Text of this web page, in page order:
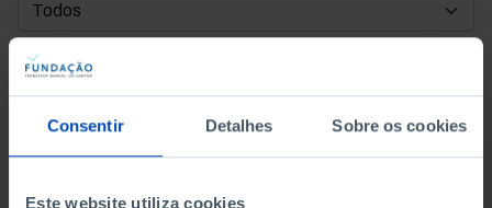
Consentir Detalhes Sobre os cookies
Este website utiliza cookies
DATA DE INÍCIO
DATA DE FIM